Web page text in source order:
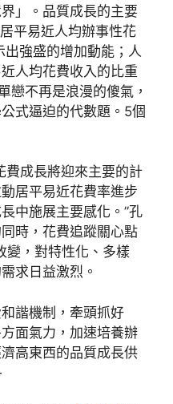
」。品質成長的主要
平易近人均辦事性花
強盛的增加動能；人
人均花費收入的比重
戀不再是浪漫的傻氣，
式逼迫的代數題。5個
費成長將迎來主要的計
居平易近花費率進步
中施展主要感化。”孔
時，花費追蹤關心點
變，對特性化、多樣
求日益激烈。
諧機制，牽頭抓好
面氣力，加速培養辦
高東西的品質成長供